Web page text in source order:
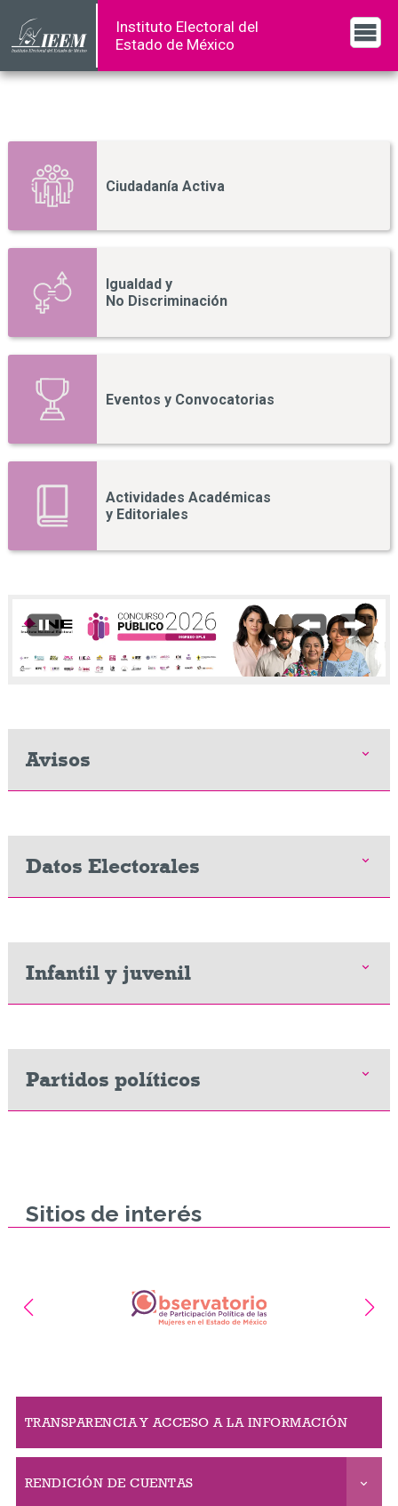
Instituto Electoral del
Estado de México
Ciudadanía Activa
Igualdad y
No Discriminación
Eventos y Convocatorias
Actividades Académicas
y Editoriales
Avisos
Datos Electorales
Infantil y juvenil
Partidos políticos
Sitios de interés
TRANSPARENCIA Y ACCESO A LA INFORMACIÓN
RENDICIÓN DE CUENTAS